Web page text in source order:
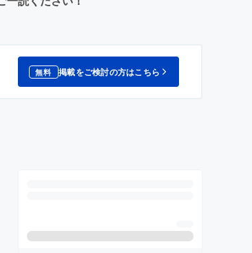
無料 掲載をご検討の方はこちら